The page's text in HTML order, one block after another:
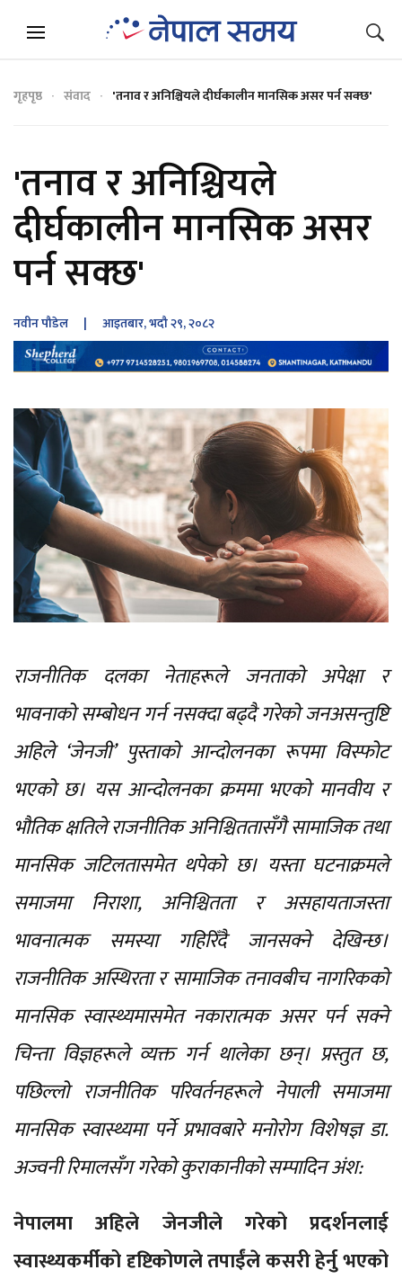
गृहपृष्ठ संवाद 'तनाव र अनिश्चियले दीर्घकालीन मानसिक असर पर्न सक्छ'
'तनाव र अनिश्चियले
दीर्घकालीन मानसिक असर
पर्न सक्छ'
नवीन पौडेल | आइतबार, भदौ २९, २०८२
राजनीतिक दलका नेताहरूले जनताको अपेक्षा र
भावनाको सम्बोधन गर्न नसक्दा बढ्दै गरेको जनअसन्तुष्टि
अहिले ‘जेनजी’ पुस्ताको आन्दोलनका रूपमा विस्फोट
भएको छ। यस आन्दोलनका क्रममा भएको मानवीय र
भौतिक क्षतिले राजनीतिक अनिश्चिततासँगै सामाजिक तथा
मानसिक जटिलतासमेत थपेको छ। यस्ता घटनाक्रमले
समाजमा निराशा, अनिश्चितता र असहायताजस्ता
भावनात्मक समस्या गहिरिँदै जानसक्ने देखिन्छ।
राजनीतिक अस्थिरता र सामाजिक तनावबीच नागरिकको
मानसिक स्वास्थ्यमासमेत नकारात्मक असर पर्न सक्ने
चिन्ता विज्ञहरूले व्यक्त गर्न थालेका छन्। प्रस्तुत छ,
पछिल्लो राजनीतिक परिवर्तनहरूले नेपाली समाजमा
मानसिक स्वास्थ्यमा पर्ने प्रभावबारे मनोरोग विशेषज्ञ डा.
अज्वनी रिमालसँग गरेको कुराकानीको सम्पादिन अंश:
नेपालमा अहिले जेनजीले गरेको प्रदर्शनलाई
स्वास्थ्यकर्मीको दृष्टिकोणले तपाईंले कसरी हेर्नु भएको